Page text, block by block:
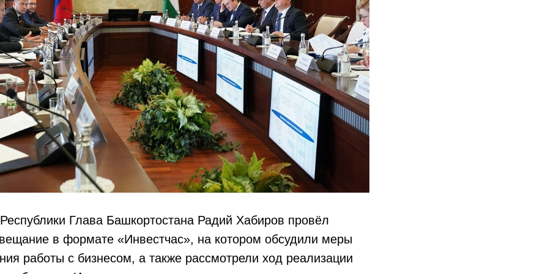
Глава Башкортостана Радий Хабиров провёл
в формате «Инвестчас», на котором обсудили меры
работы с бизнесом, а также рассмотрели ход реализации